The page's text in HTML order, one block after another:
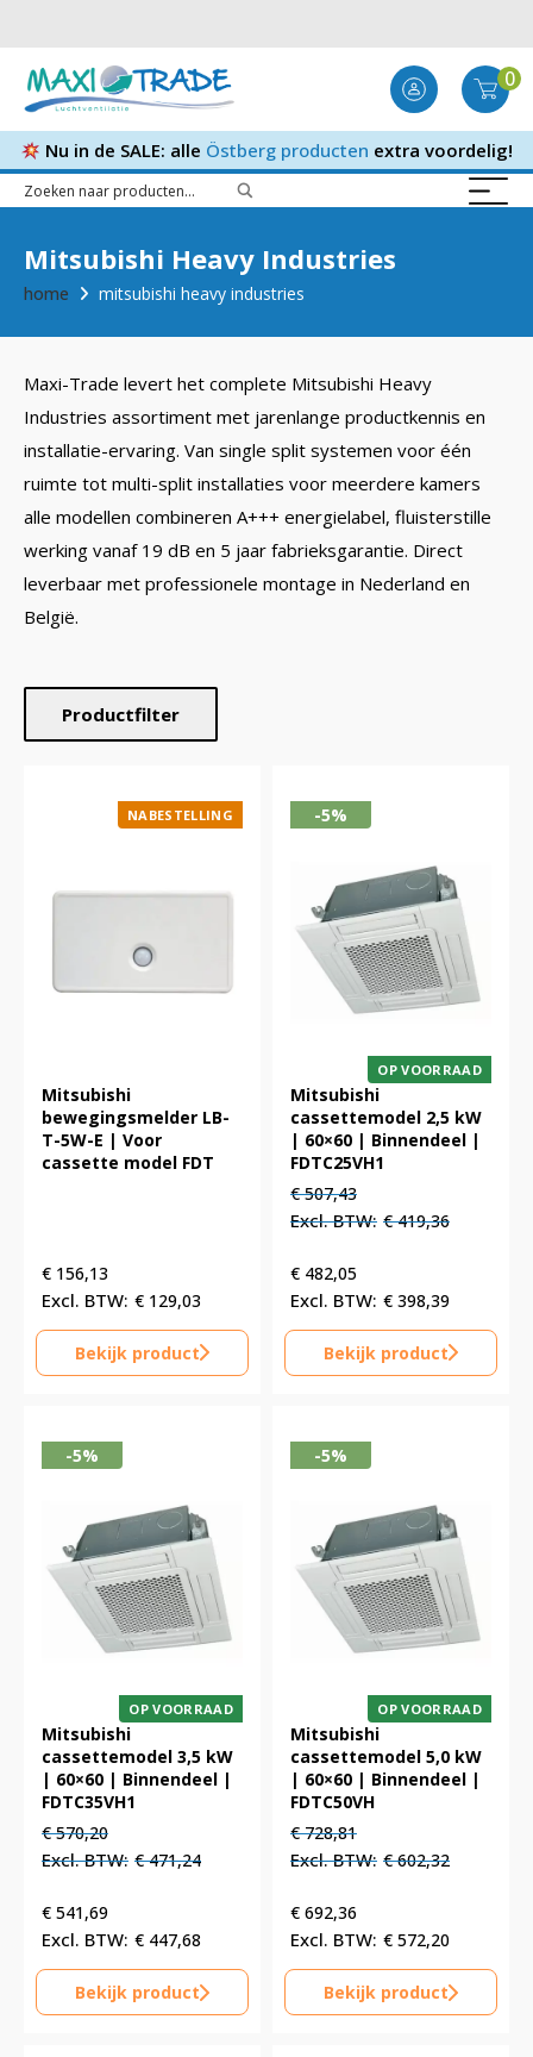
0
Nu in de SALE: alle Östberg producten extra voordelig!
Mitsubishi Heavy Industries
home mitsubishi heavy industries
Maxi-Trade levert het complete Mitsubishi Heavy
Industries assortiment met jarenlange productkennis en
installatie-ervaring. Van single split systemen voor één
ruimte tot multi-split installaties voor meerdere kamers
alle modellen combineren A+++ energielabel, fluisterstille
werking vanaf 19 dB en 5 jaar fabrieksgarantie. Direct
leverbaar met professionele montage in Nederland en
België.
Productfilter
NABESTELLING
Mitsubishi
bewegingsmelder LB-
T-5W-E | Voor
cassette model FDT
€ 156,13
€ 129,03
Bekijk product
-5%
OP VOORRAAD
Mitsubishi
cassettemodel 2,5 kW
| 60×60 | Binnendeel |
FDTC25VH1
Oorspronkelijke
prijs
€ 507,43.
€507,43Huidige
prijs€419,36
€ 482,05
€ 398,39
Bekijk product
-5%
OP VOORRAAD
Mitsubishi
cassettemodel 3,5 kW
| 60×60 | Binnendeel |
FDTC35VH1
Oorspronkelijke
prijs
€ 570,20.
€570,20Huidige
prijs€471,24
€ 541,69
€ 447,68
Bekijk product
-5%
OP VOORRAAD
Mitsubishi
cassettemodel 5,0 kW
| 60×60 | Binnendeel |
FDTC50VH
Oorspronkelijke
prijs
€ 728,81.
€728,81Huidige
prijs€602,32
€ 692,36
€ 572,20
Bekijk product